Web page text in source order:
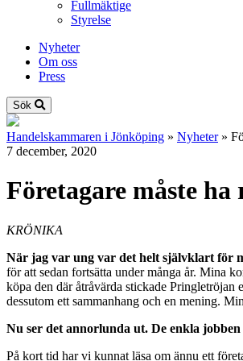
Fullmäktige
Styrelse
Nyheter
Om oss
Press
Sök
Handelskammaren i Jönköping » Nyheter »
7 december, 2020
Företagare måste
KRÖNIKA
När jag var ung var det helt självklart för
för att sedan fortsätta under många år. Mina
köpa den där åtråvärda stickade
dessutom ett sammanhang och en mening.
Nu ser det annorlunda ut. De enkla
På kort tid har vi kunnat läsa om ännu ett